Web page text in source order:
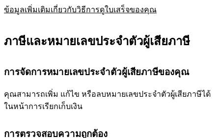
ข้อมูลเพิ่มเติมเกี่ยวกับวิธีการดูใบเสร็จของคุณ
ภาษีและหมายเลขประจำตัวผู้เสียภาษี
การจัดการหมายเลขประจำตัวผู้เสียภาษีของคุณ
คุณสามารถเพิ่ม แก้ไข หรือลบหมายเลขประจำตัวผู้เสียภาษีได้
ในหน้าการเรียกเก็บเงิน
การตรวจสอบความถูกต้อง